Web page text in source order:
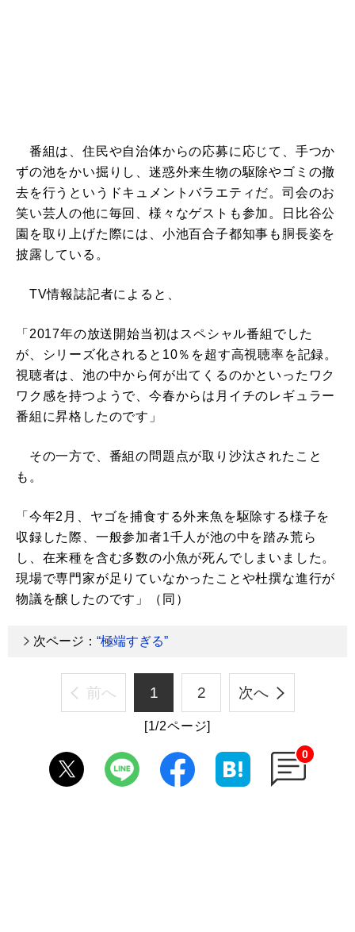
番組は、住民や自治体からの応募に応じて、手つか
ずの池をかい掘りし、迷惑外来生物の駆除やゴミの撤
去を行うというドキュメントバラエティだ。司会のお
笑い芸人の他に毎回、様々なゲストも参加。日比谷公
園を取り上げた際には、小池百合子都知事も胴長姿を
披露している。
TV情報誌記者によると、
「2017年の放送開始当初はスペシャル番組でした
が、シリーズ化されると10％を超す高視聴率を記録。
視聴者は、池の中から何が出てくるのかといったワク
ワク感を持つようで、今春からは月イチのレギュラー
番組に昇格したのです」
その一方で、番組の問題点が取り沙汰されたこと
も。
「今年2月、ヤゴを捕食する外来魚を駆除する様子を
収録した際、一般参加者1千人が池の中を踏み荒ら
し、在来種を含む多数の小魚が死んでしまいました。
現場で専門家が足りていなかったことや杜撰な進行が
物議を醸したのです」（同）
次ページ： “極端すぎる”
前へ 1 2 次へ
[1/2ページ]
0